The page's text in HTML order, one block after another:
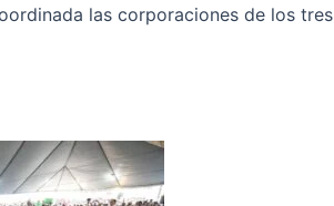
las corporaciones de los tres